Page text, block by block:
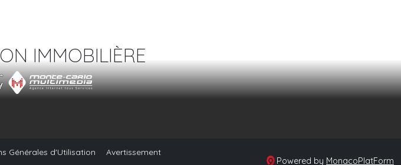
IMMOBILIÈRE
Powered by MonacoPlatForm
Générales d'Utilisation
Avertissement